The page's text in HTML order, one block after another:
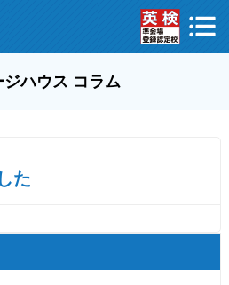
ジハウス コラム
た